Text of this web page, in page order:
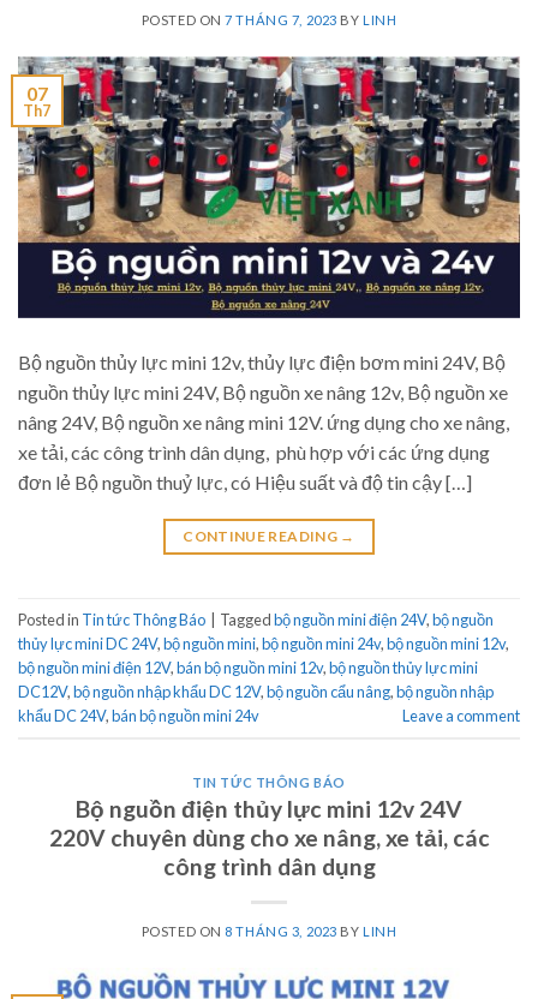
POSTED ON7 THÁNG 7, 2023 BY LINH
07
Th7
Bộ nguồn thủy lực mini 12v, thủy lực điện bơm mini 24V, Bộ
nguồn thủy lực mini 24V, Bộ nguồn xe nâng 12v, Bộ nguồn xe
nâng 24V, Bộ nguồn xe nâng mini 12V. ứng dụng cho xe nâng,
xe tải, các công trình dân dụng, phù hợp với các ứng dụng
đơn lẻ Bộ nguồn thuỷ lực, có Hiệu suất và độ tin cậy […]
CONTINUE READING →
Posted in Tin tức Thông Báo Taggedbộ nguồn mini điện 24V,bộ nguồn
thủy lực mini DC 24V,bộ nguồn mini,bộ nguồn mini 24v,bộ nguồn mini 12v,
bộ nguồn mini điện 12V,bán bộ nguồn mini 12v,bộ nguồn thủy lực mini
DC12V,bộ nguồn nhập khẩu DC 12V,bộ nguồn cẩu nâng,bộ nguồn nhập
khẩu DC 24V,bán bộ nguồn mini 24v Leave a comment
TIN TỨC THÔNG BÁO
Bộ nguồn điện thủy lực mini 12v 24V
220V chuyên dùng cho xe nâng, xe tải, các
công trình dân dụng
POSTED ON 8 THÁNG 3, 2023 BY LINH